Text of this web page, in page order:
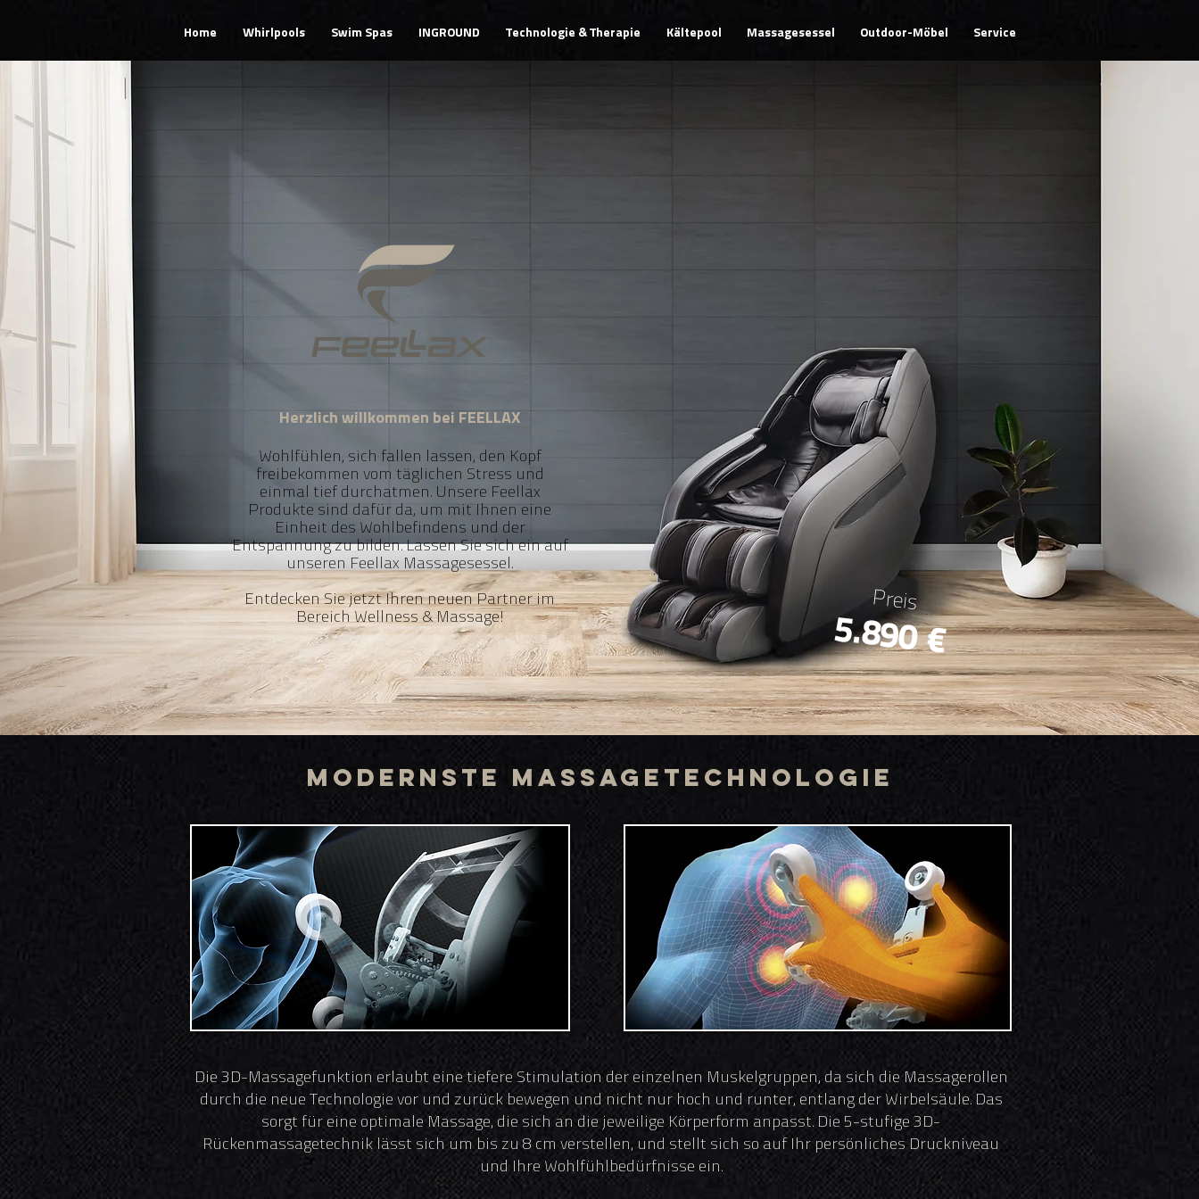
Home Whirlpools Swim Spas INGROUND Technologie & Therapie Kältepool Massagesessel Outdoor-Möbel Service
Herzlich willkommen bei FEELLAX
Wohlfühlen, sich fallen lassen, den Kopf
freibekommen vom täglichen Stress und
einmal tief durchatmen. Unsere Feellax
Produkte sind dafür da, um mit Ihnen eine
Einheit des Wohlbefindens und der
Entspannung zu bilden. Lassen Sie sich ein auf
unseren Feellax Massagesessel.
Entdecken Sie jetzt Ihren neuen Partner im
Bereich Wellness & Massage!
Preis
5.890 €
Modernste Massagetechnologie
Die 3D-Massagefunktion erlaubt eine tiefere Stimulation der einzelnen Muskelgruppen, da sich die Massagerollen
durch die neue Technologie vor und zurück bewegen und nicht nur hoch und runter, entlang der Wirbelsäule. Das
sorgt für eine optimale Massage, die sich an die jeweilige Körperform anpasst. Die 5-stufige 3D-
Rückenmassagetechnik lässt sich um bis zu 8 cm verstellen, und stellt sich so auf Ihr persönliches Druckniveau
und Ihre Wohlfühlbedürfnisse ein.